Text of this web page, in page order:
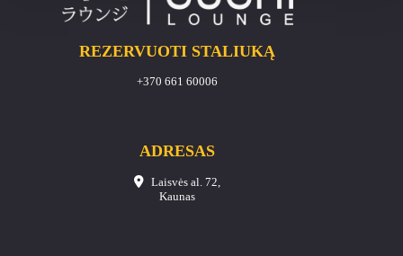
REZERVUOTI STALIUKĄ
+370 661 60006
ADRESAS
Laisvės al. 72,
Kaunas